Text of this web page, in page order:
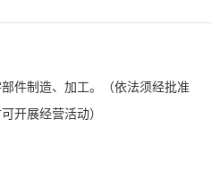
件制造、加工。（依法须经批准
开展经营活动）